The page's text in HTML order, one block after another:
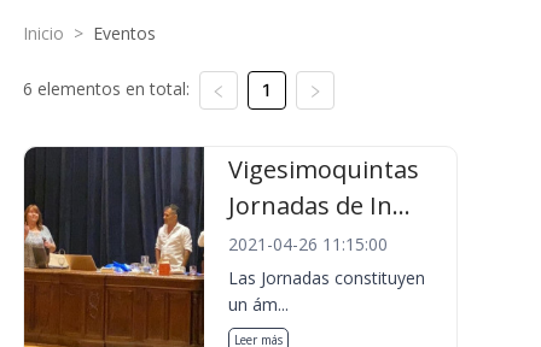
Inicio > Eventos
6 elementos en total: 1
Vigesimoquintas
Jornadas de In...
2021-04-26 11:15:00
Las Jornadas constituyen
un ám...
Leer más